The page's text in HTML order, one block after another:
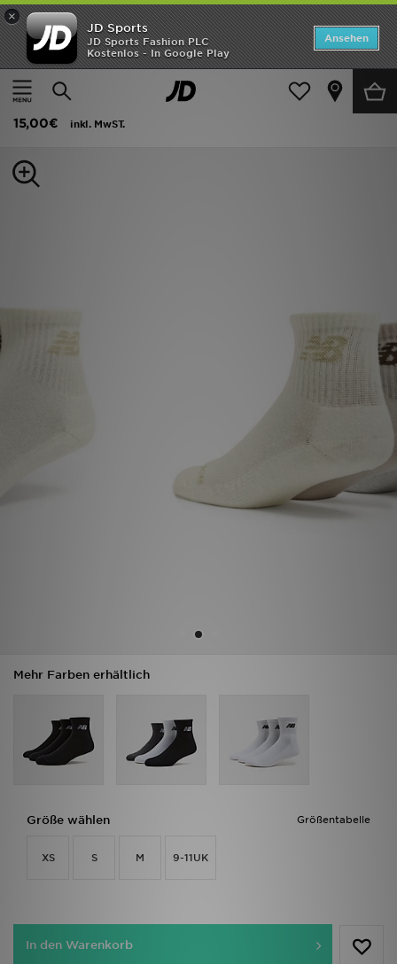
×
JD Sports
JD Sports Fashion PLC
Kostenlos - In Google Play
Ansehen
Startseite
Frauen Frauen Accessoires Socken
New Balance 3er-Pack Everyday Viertelsocken
15,00€
inkl. MwST.
Mehr Farben erhältlich
Größentabelle
Größe wählen
XS S M 9-11UK
In den Warenkorb
Startseite
ANGEBOTE
Herren
JD Exklusives
Bestellverfolgung
Hilfe & Kontakt
Trending Styles